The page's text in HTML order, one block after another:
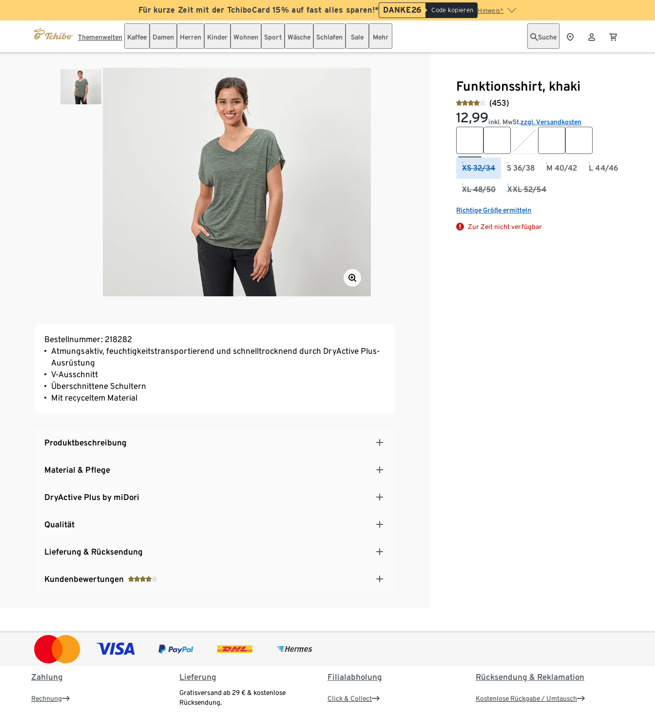
Für kurze Zeit mit der TchiboCard 15% auf fast alles sparen!* DANKE26 Code kopieren Hinweis*
Themenwelten Kaffee Damen Herren Kinder Wohnen Sport Wäsche Schlafen Sale Mehr Suche
Funktionsshirt, khaki
(453)
12,99inkl. MwSt.zzgl. Versandkosten
XS 32/34 S 36/38 M 40/42 L 44/46
XL 48/50 XXL 52/54
Richtige Größe ermitteln
Zur Zeit nicht verfügbar
Bestellnummer: 218282
Atmungsaktiv, feuchtigkeitstransportierend und schnelltrocknend durch DryActive Plus-
Ausrüstung
V-Ausschnitt
Überschnittene Schultern
Mit recyceltem Material
Produktbeschreibung
Material & Pflege
DryActive Plus by miDori
Qualität
Lieferung & Rücksendung
Kundenbewertungen
Zahlung
Rechnung
Lieferung
Gratisversand ab 29 € & kostenlose
Rücksendung.
Filialabholung
Click & Collect
Rücksendung & Reklamation
Kostenlose Rückgabe / Umtausch